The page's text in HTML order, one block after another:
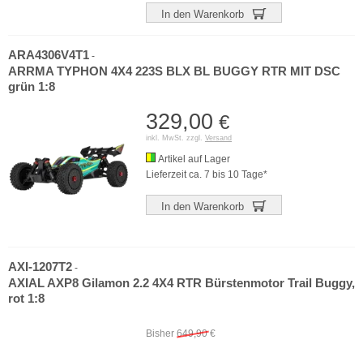
In den Warenkorb
ARA4306V4T1 -
ARRMA TYPHON 4X4 223S BLX BL BUGGY RTR MIT DSC
grün 1:8
329,00 €
inkl. MwSt. zzgl. Versand
Artikel auf Lager
Lieferzeit ca. 7 bis 10 Tage*
In den Warenkorb
AXI-1207T2 -
AXIAL AXP8 Gilamon 2.2 4X4 RTR Bürstenmotor Trail Buggy,
rot 1:8
Bisher 649,90€